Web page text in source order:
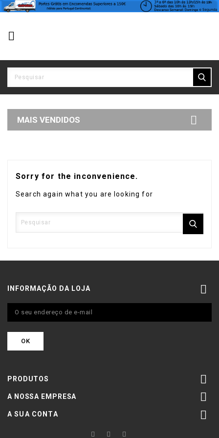

MAIS VENDIDOS 
Sorry for the inconvenience.
Search again what you are looking for
INFORMAÇÃO DA LOJA 
PRODUTOS 
A NOSSA EMPRESA 
A SUA CONTA 